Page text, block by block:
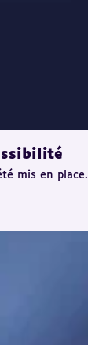
mis en place.